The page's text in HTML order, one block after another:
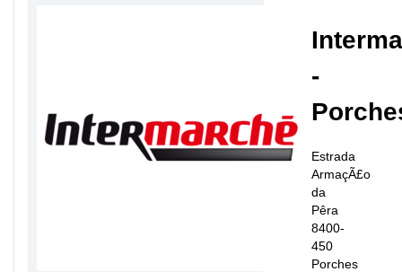
-
Estrada
ArmaçÃ£o
da
Pêra
8400-
450
Porches